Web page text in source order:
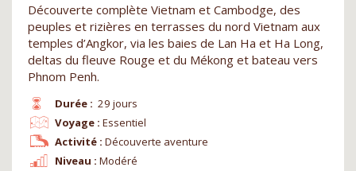
Découverte complète Vietnam et Cambodge, des
peuples et rizières en terrasses du nord Vietnam aux
temples d’Angkor, via les baies de Lan Ha et Ha Long,
deltas du fleuve Rouge et du Mékong et bateau vers
Phnom Penh.
Durée : 29 jours
Niveau : Modéré
Voyage : Essentiel
Activité : Découverte aventure